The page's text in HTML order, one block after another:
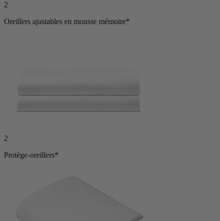
2
Oreillers ajustables en mousse mémoire*
2
Protège-oreillers*